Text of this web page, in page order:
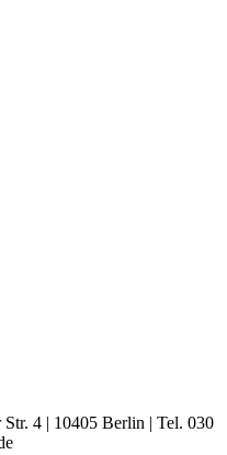
4 | 10405 Berlin | Tel. 030